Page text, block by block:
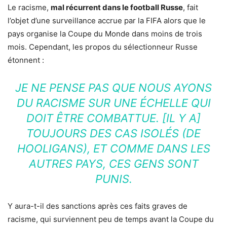
Le racisme, mal récurrent dans le football Russe, fait
l’objet d’une surveillance accrue par la FIFA alors que le
pays organise la Coupe du Monde dans moins de trois
mois. Cependant, les propos du sélectionneur Russe
étonnent :
JE NE PENSE PAS QUE NOUS AYONS
DU RACISME SUR UNE ÉCHELLE QUI
DOIT ÊTRE COMBATTUE. [IL Y A]
TOUJOURS DES CAS ISOLÉS (DE
HOOLIGANS), ET COMME DANS LES
AUTRES PAYS, CES GENS SONT
PUNIS.
Y aura-t-il des sanctions après ces faits graves de
racisme, qui surviennent peu de temps avant la Coupe du